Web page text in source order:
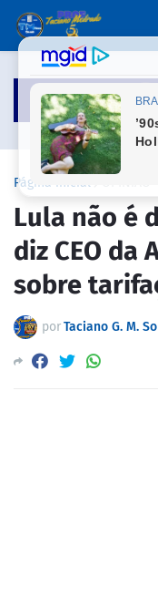
Página inicial
Lula não é
diz CEO da
sobre
porTaciano G. M.